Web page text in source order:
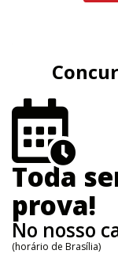
Toda
prova!
No nosso
(horário de Brasília)